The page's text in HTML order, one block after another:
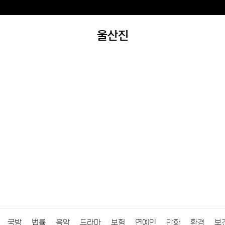
울산진
국방 법률 음악 드라마 보험 연예인 만화 환경 보